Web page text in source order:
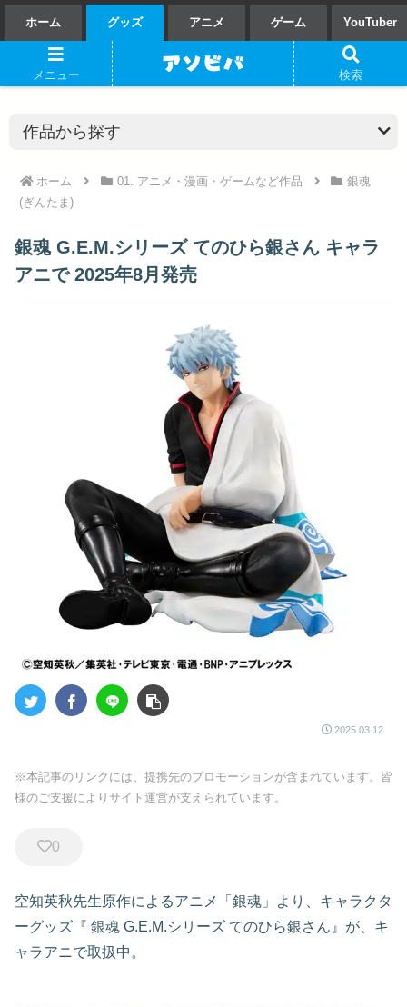
ホーム グッズ アニメ ゲーム YouTuber
ホーム 01. アニメ・漫画・ゲームなど作品
銀魂
(ぎんたま)
銀魂 G.E.M.シリーズ てのひら銀さん キャラ
アニで 2025年8月発売
2025.03.12
※本記事のリンクには、提携先のプロモーションが含まれています。皆
様のご支援によりサイト運営が支えられています。
0
空知英秋先生原作によるアニメ「銀魂」より、キャラクタ
ーグッズ『 銀魂 G.E.M.シリーズ てのひら銀さん』が、キ
ャラアニで取扱中。
メニュー 検索